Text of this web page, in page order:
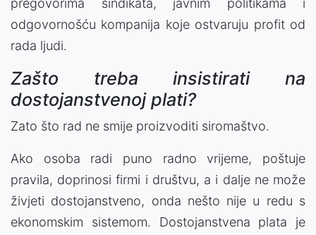
pregovorima sindikata, javnim politikama i
odgovornošću kompanija koje ostvaruju profit od
rada ljudi.
Zašto treba insistirati na
dostojanstvenoj plati?
Zato što rad ne smije proizvoditi siromaštvo.
Ako osoba radi puno radno vrijeme, poštuje
pravila, doprinosi firmi i društvu, a i dalje ne može
živjeti dostojanstveno, onda nešto nije u redu s
ekonomskim sistemom. Dostojanstvena plata je